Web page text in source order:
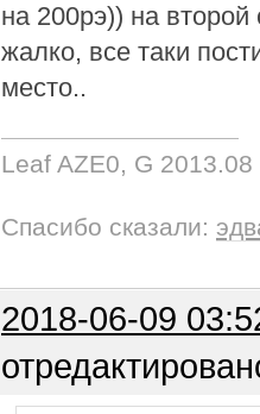
на 200рэ)) на
жалко, все таки
место..
Leaf AZE0, G 2013.08
Спасибо сказали:
2018-06-09